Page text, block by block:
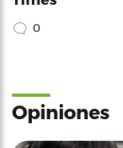
0
Opiniones